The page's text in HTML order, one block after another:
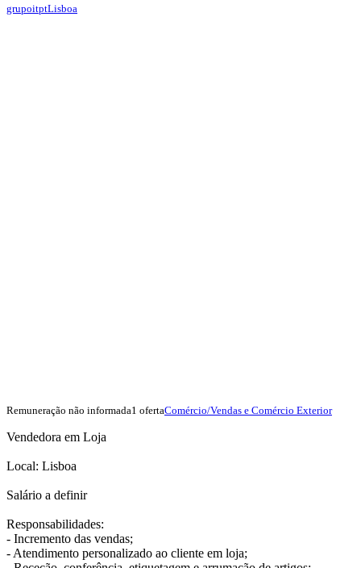
grupoitptLisboa
Remuneração não informada1 ofertaComércio/Vendas e Comércio Exterior
Vendedora em Loja
Local: Lisboa
Salário a definir
Responsabilidades:
- Incremento das vendas;
- Atendimento personalizado ao cliente em loja;